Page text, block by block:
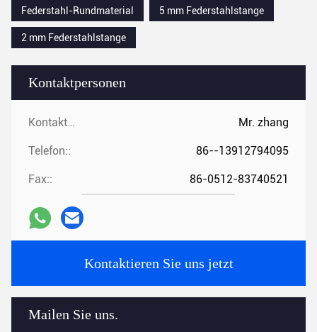
Kontaktpersonen
Kontaktpersonen: Mr. zhang
Telefon:: 86--13912794095
Fax:: 86-0512-83740521
Kontaktieren Sie uns jetzt
Mailen Sie uns.
Federstahl-Rundmaterial
5 mm Federstahlstange
2 mm Federstahlstange